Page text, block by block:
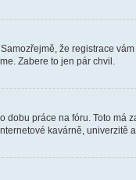
že registrace
Zabere to jen pár chvil.
dobu práce na fóru. Toto má
kavárně, univerzitě